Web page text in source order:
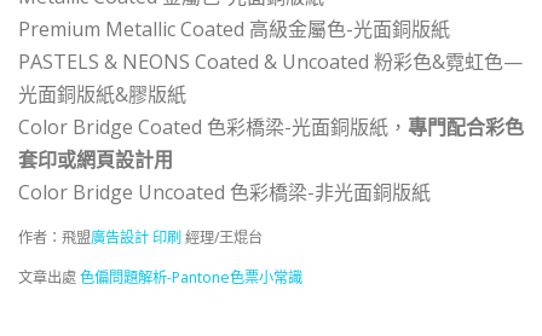
Premium Metallic Coated 高級金屬色-光面銅版紙
PASTELS & NEONS Coated & Uncoated 粉彩色&霓虹色—
光面銅版紙&膠版紙
Color Bridge Coated 色彩橋梁-光面銅版紙， 專門配合彩色
套印或網頁設計用
Color Bridge Uncoated 色彩橋梁-非光面銅版紙
作者：飛盟廣告設計印刷經理/王焜台
文章出處色偏問題解析-Pantone色票小常識